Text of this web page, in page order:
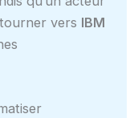
vers IBM